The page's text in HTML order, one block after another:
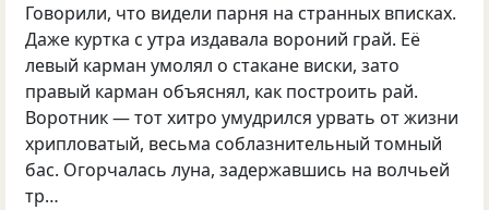
Говорили, что видели парня на странных вписках.
Даже куртка с утра издавала вороний грай. Её
левый карман умолял о стакане виски, зато
правый карман объяснял, как построить рай.
Воротник — тот хитро умудрился урвать от жизни
хрипловатый, весьма соблазнительный томный
бас. Огорчалась луна, задержавшись на волчьей
тр…